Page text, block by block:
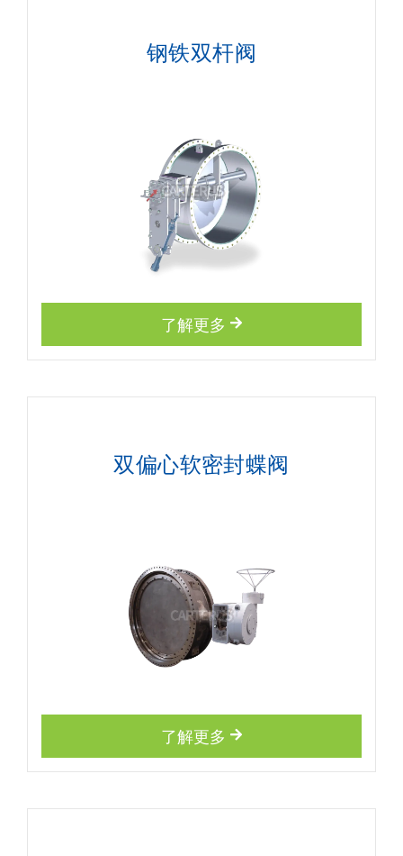
钢铁双杆阀
了解更多
双偏心软密封蝶阀
了解更多